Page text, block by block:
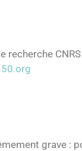
recherche CNRS
grave :